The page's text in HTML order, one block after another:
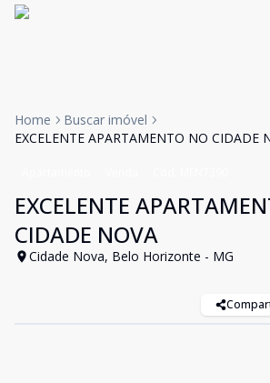
Home
Buscar imóvel
EXCELENTE APARTAMENTO NO CIDADE
EXCELENTE
CIDADE NOVA
Cidade Nova, Belo Horizonte - MG